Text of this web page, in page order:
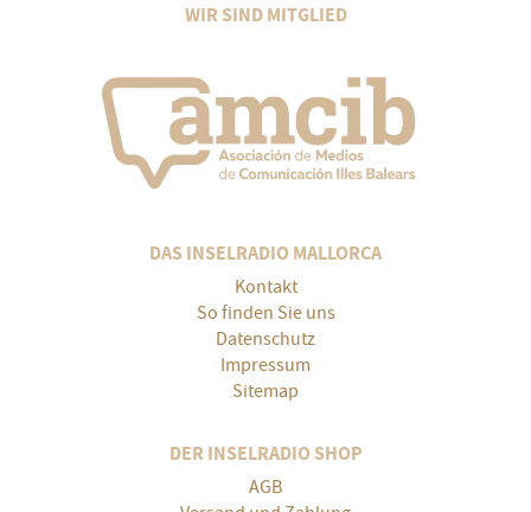
WIR SIND MITGLIED
DAS INSELRADIO MALLORCA
Kontakt
So finden Sie uns
Datenschutz
Impressum
Sitemap
DER INSELRADIO SHOP
AGB